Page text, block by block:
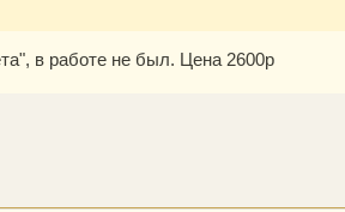
в работе не был. Цена 2600р